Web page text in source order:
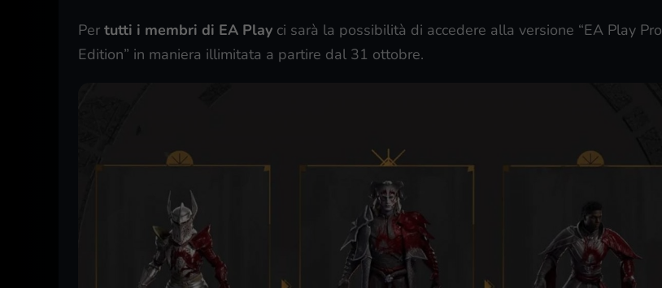
Per tutti i membri di EA Play ci sarà la possibilità di accedere alla versione “EA Play Pro
Edition” in maniera illimitata a partire dal 31 ottobre.